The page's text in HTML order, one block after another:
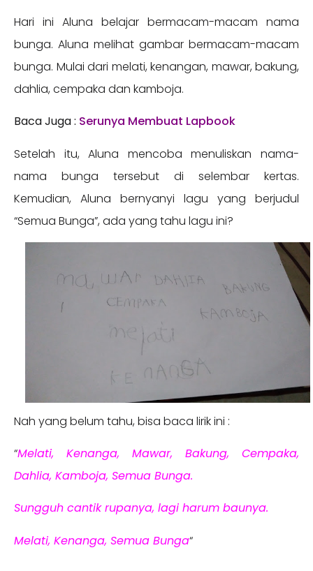
Hari ini Aluna belajar bermacam-macam nama
bunga. Aluna melihat gambar bermacam-macam
bunga. Mulai dari melati, kenangan, mawar, bakung,
dahlia, cempaka dan kamboja.
Baca Juga : Serunya Membuat Lapbook
Setelah itu, Aluna mencoba menuliskan nama-
nama bunga tersebut di selembar kertas.
Kemudian, Aluna bernyanyi lagu yang berjudul
“Semua Bunga”, ada yang tahu lagu ini?
Nah yang belum tahu, bisa baca lirik ini :
“Melati, Kenanga, Mawar, Bakung, Cempaka,
Dahlia, Kamboja, Semua Bunga.
Sungguh cantik rupanya, lagi harum baunya.
Melati, Kenanga, Semua Bunga“